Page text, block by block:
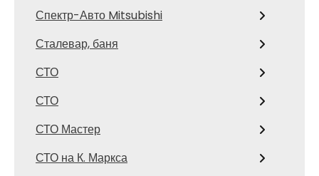
Спектр-Авто Mitsubishi
Сталевар, баня
СТО
СТО
СТО Мастер
СТО на К. Маркса